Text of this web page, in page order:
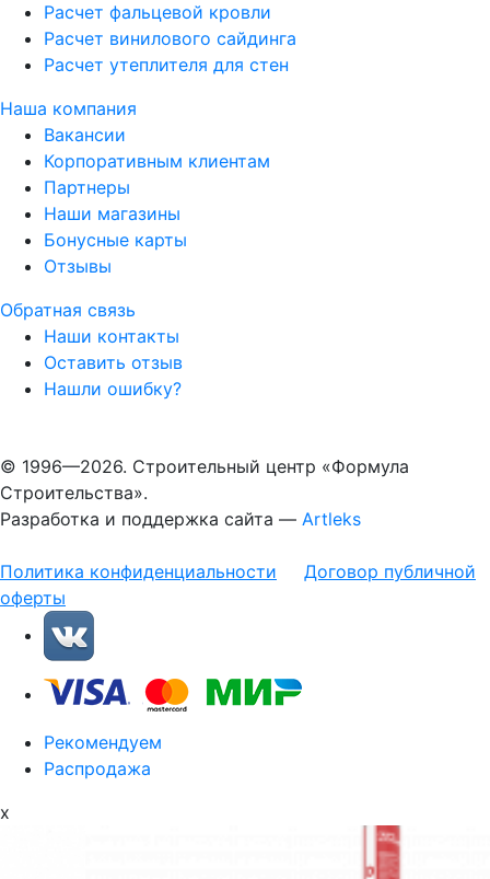
Расчет фальцевой кровли
Расчет винилового сайдинга
Расчет утеплителя для стен
Наша компания
Вакансии
Корпоративным клиентам
Партнеры
Наши магазины
Бонусные карты
Отзывы
Обратная связь
Наши контакты
Оставить отзыв
Нашли ошибку?
© 1996—2026. Строительный центр «Формула
Строительства».
Разработка и поддержка сайта — Artleks
Политика конфиденциальности
Договор публичной
оферты
Рекомендуем
Распродажа
x